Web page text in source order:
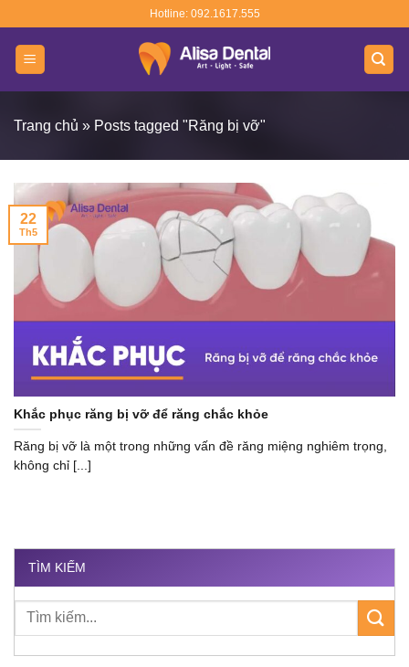
content
Hotline: 092.1617.555
Trang chủ » Posts tagged "Răng bị vỡ"
Khắc phục răng bị vỡ để răng chắc khỏe
Răng bị vỡ là một trong những vấn đề răng miệng nghiêm trọng,
không chỉ [...]
22
Th5
TÌM KIẾM